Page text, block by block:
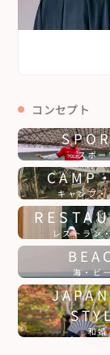
コンセプト
スポー
CAMP
キャンプ
レストラン
海・ビ
和婚